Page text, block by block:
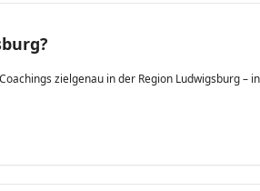
zielgenau in der Region Ludwigsburg –